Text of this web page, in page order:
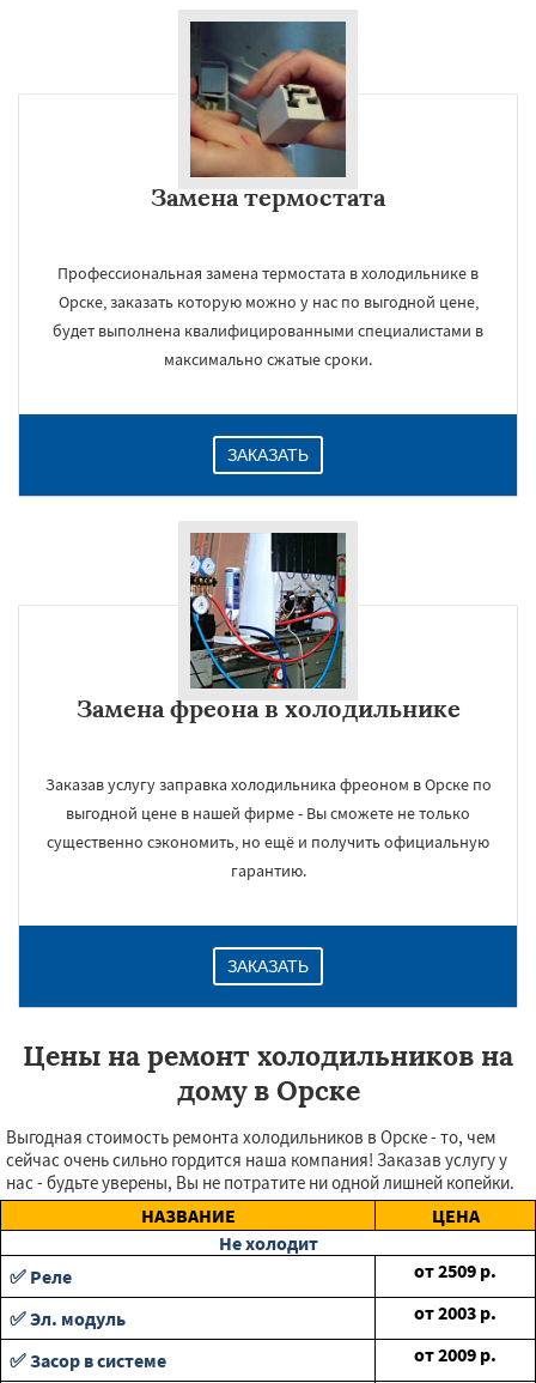
Замена термостата
Профессиональная замена термостата в холодильнике в
Орске, заказать которую можно у нас по выгодной цене,
будет выполнена квалифицированными специалистами в
максимально сжатые сроки.
ЗАКАЗАТЬ
Замена фреона в холодильнике
Заказав услугу заправка холодильника фреоном в Орске по
выгодной цене в нашей фирме - Вы сможете не только
существенно сэкономить, но ещё и получить официальную
гарантию.
ЗАКАЗАТЬ
Цены на ремонт холодильников на
дому в Орске
Выгодная стоимость ремонта холодильников в Орске - то, чем
сейчас очень сильно гордится наша компания! Заказав услугу у
нас - будьте уверены, Вы не потратите ни одной лишней копейки.
НАЗВАНИЕ
ЦЕНА
Не холодит
✅ Реле
от2509 р.
✅ Эл. модуль
от2003 р.
✅ Засор в системе
от2009 р.